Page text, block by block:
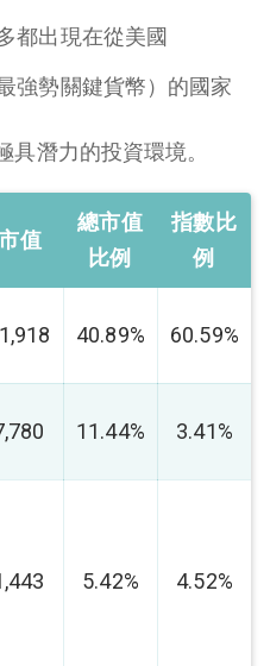
都出現在從美國
強勢關鍵貨幣）的國家
潛力的投資環境。
值
總市值
比例
指數比
例
40.89% 60.59%
11.44% 3.41%
5.42% 4.52%